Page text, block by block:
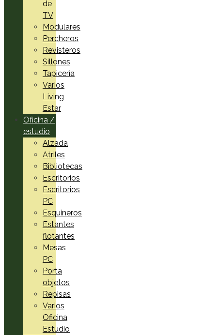
de
TV
Modulares
Percheros
Revisteros
Sillones
Tapicería
Varios
Living
Estar
Oficina /
estudio
Alzada
Atriles
Bibliotecas
Escritorios
Escritorios
PC
Esquineros
Estantes
flotantes
Mesas
PC
Porta
objetos
Repisas
Varios
Oficina
Estudio